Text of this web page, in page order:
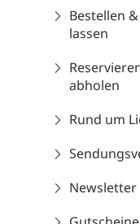
Bestellen
lassen
abholen
Rund um
Newsletter